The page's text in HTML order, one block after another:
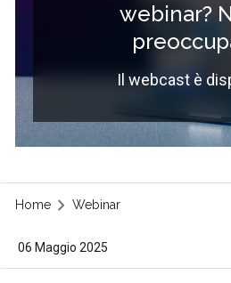
webinar?
Il webcast è
Home Webinar
06 Maggio 2025